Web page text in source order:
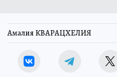
Амалия КВАРАЦХЕЛИЯ